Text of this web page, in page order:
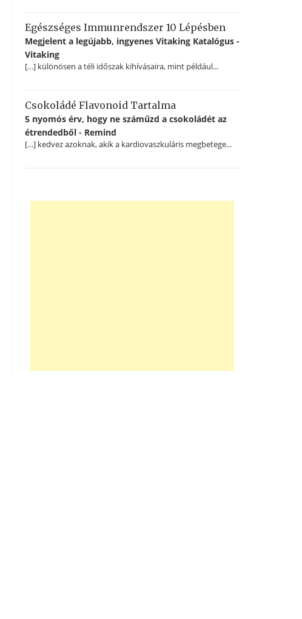
Egészséges Immunrendszer 10 Lépésben
Megjelent a legújabb, ingyenes Vitaking Katalógus -
Vitaking
[…] különösen a téli időszak kihívásaira, mint például...
Csokoládé Flavonoid Tartalma
5 nyomós érv, hogy ne száműzd a csokoládét az
étrendedből - Remind
[…] kedvez azoknak, akik a kardiovaszkuláris megbetege...